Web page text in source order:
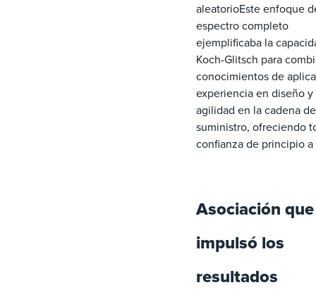
aleatorioEste enfoque
espectro completo
ejemplificaba la
Koch-Glitsch para
conocimientos de
experiencia en diseño y
agilidad en la cadena de
suministro, ofreciendo
confianza de principio a
Asociación que
impulsó los
resultados